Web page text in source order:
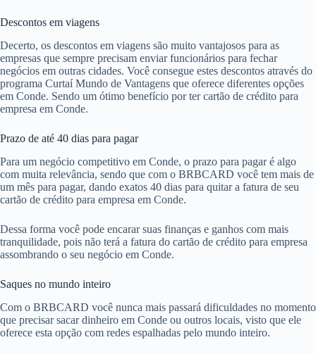
Descontos em viagens
Decerto, os descontos em viagens são muito vantajosos para as
empresas que sempre precisam enviar funcionários para fechar
negócios em outras cidades. Você consegue estes descontos através do
programa Curtaí Mundo de Vantagens que oferece diferentes opções
em Conde. Sendo um ótimo benefício por ter cartão de crédito para
empresa em Conde.
Prazo de até 40 dias para pagar
Para um negócio competitivo em Conde, o prazo para pagar é algo
com muita relevância, sendo que com o BRBCARD você tem mais de
um mês para pagar, dando exatos 40 dias para quitar a fatura de seu
cartão de crédito para empresa em Conde.
Dessa forma você pode encarar suas finanças e ganhos com mais
tranquilidade, pois não terá a fatura do cartão de crédito para empresa
assombrando o seu negócio em Conde.
Saques no mundo inteiro
Com o BRBCARD você nunca mais passará dificuldades no momento
que precisar sacar dinheiro em Conde ou outros locais, visto que ele
oferece esta opção com redes espalhadas pelo mundo inteiro.